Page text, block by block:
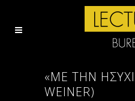
«ΜΕ ΤΗΝ
WEINER)